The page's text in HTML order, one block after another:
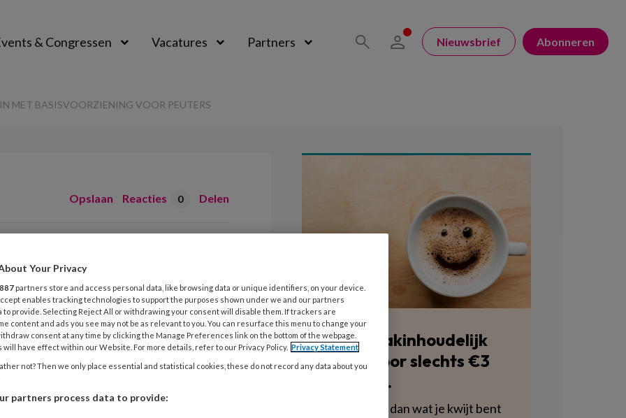
& Congressen Vacatures Partners Nieuwsbrief Abonneren
MET BASISVOORZIENING VOOR PEUTERS
Opslaan Reacties 0 Delen
stemt in met
voor peuters
vanaf komend schooljaar twee
educatie (VVE). Hiermee
plannen van wethouder Ton
Blijf vakinhoudelijk
scherp voor slechts €3
per week.
Dat is minder dan wat je kwijt bent
Your Privacy
887 partners store and access personal data, like browsing data or unique identifiers, on your device.
enables tracking technologies to support the purposes shown under we and our partners
to provide. Selecting Reject All or withdrawing your consent will disable them. If trackers are
content and ads you see may not be as relevant to you. You can resurface this menu to change your
consent at any time by clicking the Manage Preferences link on the bottom of the webpage.
will have effect within our Website. For more details, refer to our Privacy Policy. Privacy Statement
not? Then we only place essential and statistical cookies, these do not record any data about you
partners process data to provide: